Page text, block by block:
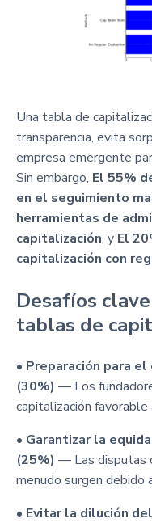
Una tabla de
transparencia, evita
empresa emergente
Sin embargo, El 55%
en el seguimiento
herramientas de
capitalización, y El
capitalización con
Desafíos
tablas de
• Preparación para
(30%) — Los
capitalización favorable
• Garantizar la
(25%) — Las disputas
menudo surgen debido
• Evitar la dilución